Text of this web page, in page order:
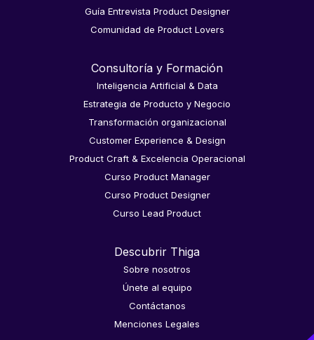
Guía Entrevista Product Designer
Comunidad de Product Lovers
Consultoría y Formación
Inteligencia Artificial & Data
Estrategia de Producto y Negocio
Transformación organizacional
Customer Experience & Design
Product Craft & Excelencia Operacional
Curso Product Manager
Curso Product Designer
Curso Lead Product
Descubrir Thiga
Sobre nosotros
Únete al equipo
Contáctanos
Menciones Legales